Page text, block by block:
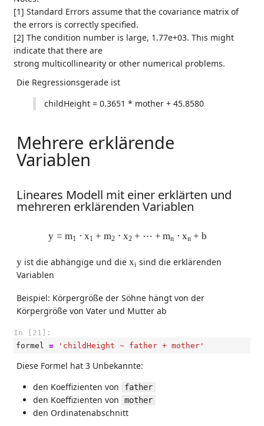
[1] Standard Errors assume that the covariance matrix of
the errors is correctly specified.
[2] The condition number is large, 1.77e+03. This might
indicate that there are
strong multicollinearity or other numerical problems.
Die Regressionsgerade ist
childHeight = 0.3651 * mother + 45.8580
Mehrere erklärende
Variablen
Lineares Modell mit einer erklärten und
mehreren erklärenden Variablen
y = m1 ⋅ x1 + m2 ⋅ x2 + ⋯ + mn ⋅ xn + b
y =m 1⋅x 1+m x + mn n+ b
y
y ist die abhängige und diexi
xi sind die erklärenden
Variablen
Beispiel: Körpergröße der Söhne hängt von der
Körpergröße von Vater und Mutter ab
In [21]:
formel = 'childHeight ~ father + mother'
Diese Formel hat 3 Unbekannte:
den Koeffizienten von
father
den Koeffizienten von mother
den Ordinatenabschnitt